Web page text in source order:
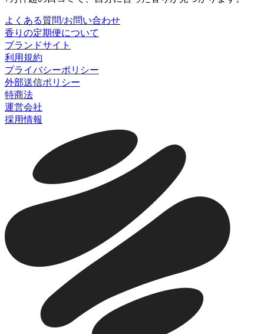
よくある質問/お問い合わせ
香りの定期便について
ブランドサイト
利用規約
プライバシーポリシー
外部送信ポリシー
特商法
運営会社
採用情報